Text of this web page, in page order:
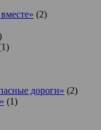
(2)
дороги» (2)
(1)